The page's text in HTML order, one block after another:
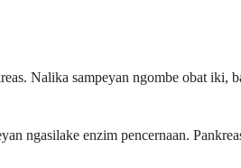
Nalika sampeyan ngombe obat iki,
ngasilake enzim pencernaan.